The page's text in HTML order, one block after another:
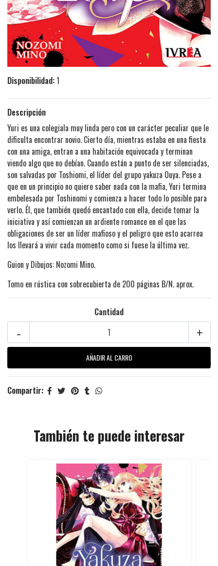
Disponibilidad:1
Descripción
Yuri es una colegiala muy linda pero con un carácter peculiar que le
dificulta encontrar novio. Cierto día, mientras estaba en una fiesta
con una amiga, entran a una habitación equivocada y terminan
viendo algo que no debían. Cuando están a punto de ser silenciadas,
son salvadas por Toshiomi, el líder del grupo yakuza Ouya. Pese a
que en un principio no quiere saber nada con la mafia, Yuri termina
embelesada por Toshinomi y comienza a hacer todo lo posible para
verlo. Él, que también quedó encantado con ella, decide tomar la
iniciativa y así comienzan un ardiente romance en el que las
obligaciones de ser un líder mafioso y el peligro que esto acarrea
los llevará a vivir cada momento como si fuese la última vez.
Guion y Dibujos: Nozomi Mino.
Tomo en rústica con sobrecubierta de 200 páginas B/N. aprox.
Cantidad
+
-
Compartir:
También te puede interesar